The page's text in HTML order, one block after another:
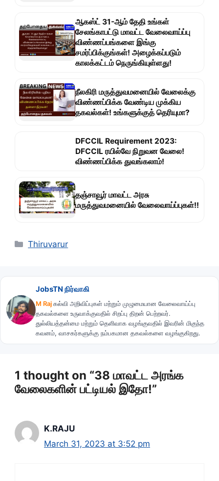
ஆகஸ்ட் 31-ஆம் தேதி உங்கள்
சேலங்காபட்டு மாவட்ட வேலைவாய்ப்பு
விண்ணப்பங்களை இங்கு
சமர்ப்பிக்குங்கள்! அழைக்கப்படும்
காலக்கட்டம் நெருங்கியுள்ளது!
நீலகிரி மருத்துவமனையில் வேலைக்கு
விண்ணப்பிக்க வேண்டிய முக்கிய
தகவல்கள்! உங்களுக்குத் தெரியுமா?
DFCCIL Requirement 2023:
DFCCIL ரயில்வே நிறுவன வேலை!
விண்ணப்பிக்க துவங்கலாம்!
தஞ்சாவூர் மாவட்ட அரசு
மருத்துவமனையில் வேலைவாய்ப்புகள்!!
Categories
Thiruvarur
JobsTN நிர்வாகி
M Rajகல்வி அறிவிப்புகள் மற்றும் முழுமையான வேலைவாய்ப்பு
தகவல்களை உருவாக்குவதில் சிறப்பு திறன் பெற்றவர்.
துல்லியத்தன்மை மற்றும் தெளிவாக வழங்குவதில் இவரின் மிகுந்த
கவனம், வாசகர்களுக்கு நம்பகமான தகவல்களை வழங்குகிறது.
1 thought on “38 மாவட்ட அரங்க
வேலைகளின் பட்டியல் இதோ!”
K.RAJU
March 31, 2023 at 3:52 pm